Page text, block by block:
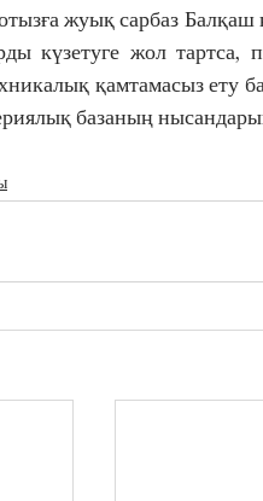
отызға жуық сарбаз
күзетуге жол
қамтамасыз ету
базаның